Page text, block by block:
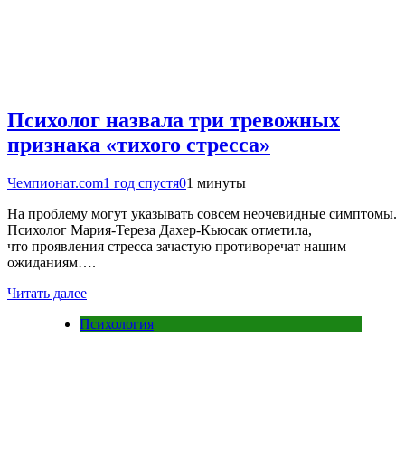
Психолог назвала три тревожных
признака «тихого стресса»
Чемпионат.com1 год спустя01 минуты
На проблему могут указывать совсем неочевидные симптомы.
Психолог Мария-Тереза Дахер-Кьюсак отметила,
что проявления стресса зачастую противоречат нашим
ожиданиям….
Читать далее
Психология